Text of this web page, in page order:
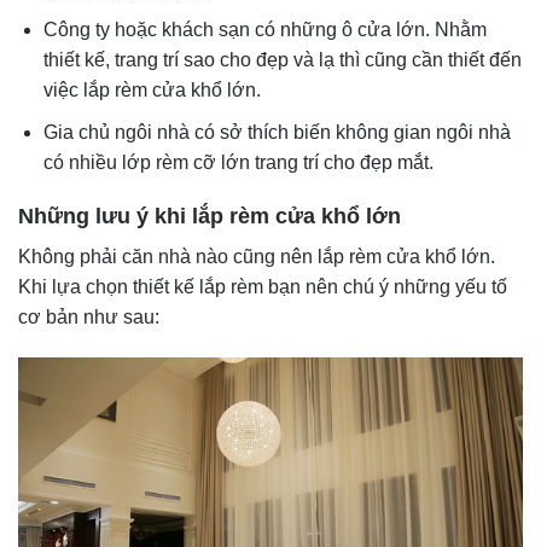
Công ty hoặc khách sạn có những ô cửa lớn. Nhằm
thiết kế, trang trí sao cho đẹp và lạ thì cũng cần thiết đến
việc lắp rèm cửa khổ lớn.
Gia chủ ngôi nhà có sở thích biến không gian ngôi nhà
có nhiều lớp rèm cỡ lớn trang trí cho đẹp mắt.
Những lưu ý khi lắp rèm cửa khổ lớn
Không phải căn nhà nào cũng nên lắp rèm cửa khổ lớn.
Khi lựa chọn thiết kế lắp rèm bạn nên chú ý những yếu tố
cơ bản như sau: